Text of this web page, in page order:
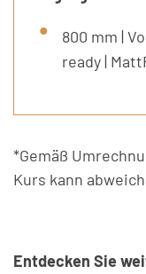
800 mm |
ready |
*Gemäß
Kurs kann
Entdecken Sie